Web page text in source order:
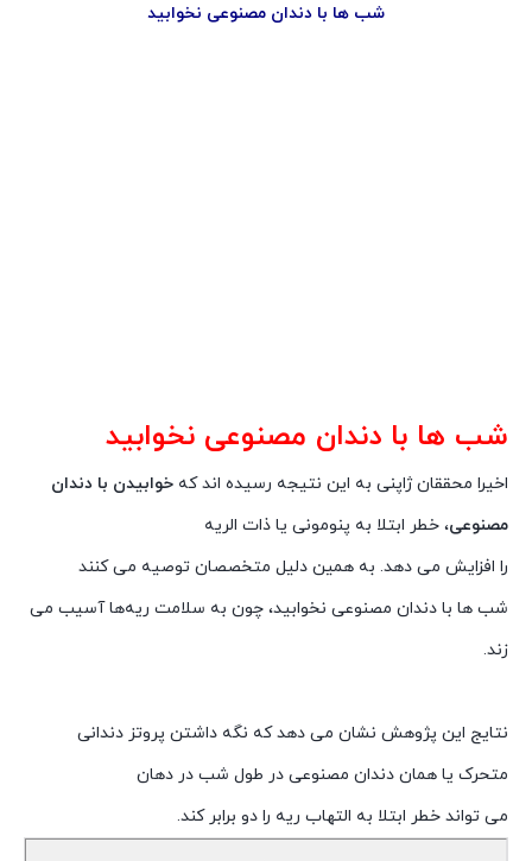
شب ها با دندان مصنوعی نخوابید
شب ها با دندان مصنوعی نخوابید
اخیرا محققان ژاپنی به این نتیجه رسیده اند که خوابیدن با دندان
مصنوعی، خطر ابتلا به پنومونی یا ذات الریه
را افزایش می‌ دهد. به همین دلیل متخصصان توصیه می کنند
شب ها با دندان مصنوعی نخوابید، چون به سلامت ریه‌ها آسیب می
‌زند.
نتایج این پژوهش نشان می‌ دهد که نگه داشتن پروتز دندانی
متحرک یا همان دندان مصنوعی در طول شب در دهان
می‌ تواند خطر ابتلا به التهاب ریه را دو برابر کند.